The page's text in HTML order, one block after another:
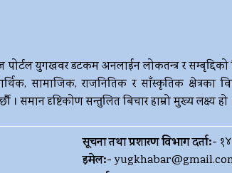
पोर्टल युगखवर डटकम अनलाईन लोकतन्त्र र सम्बृद्दिको
सामाजिक, राजनितिक र साँस्कृतिक क्षेत्रका
समान दृष्टिकोण सन्तुलित बिचार हाम्रो मुख्य लक्ष्य हो
सूचना तथा प्रशारण विभाग दर्ता:-
इमेल:-